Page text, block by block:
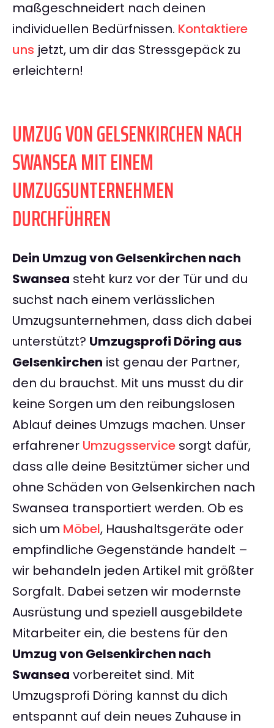
maßgeschneidert nach deinen
individuellen Bedürfnissen. Kontaktiere
uns jetzt, um dir das Stressgepäck zu
erleichtern!
UMZUG VON GELSENKIRCHEN NACH
SWANSEA MIT EINEM
UMZUGSUNTERNEHMEN
DURCHFÜHREN
Dein Umzug von Gelsenkirchen nach
Swansea steht kurz vor der Tür und du
suchst nach einem verlässlichen
Umzugsunternehmen, dass dich dabei
unterstützt? Umzugsprofi Döring aus
Gelsenkirchen ist genau der Partner,
den du brauchst. Mit uns musst du dir
keine Sorgen um den reibungslosen
Ablauf deines Umzugs machen. Unser
erfahrener Umzugsservice sorgt dafür,
dass alle deine Besitztümer sicher und
ohne Schäden von Gelsenkirchen nach
Swansea transportiert werden. Ob es
sich um Möbel, Haushaltsgeräte oder
empfindliche Gegenstände handelt –
wir behandeln jeden Artikel mit größter
Sorgfalt. Dabei setzen wir modernste
Ausrüstung und speziell ausgebildete
Mitarbeiter ein, die bestens für den
Umzug von Gelsenkirchen nach
Swansea vorbereitet sind. Mit
Umzugsprofi Döring kannst du dich
entspannt auf dein neues Zuhause in